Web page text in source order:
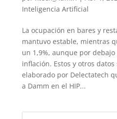
Inteligencia Artificial
La ocupación en bares y
mantuvo estable, mientras
un 1,9%, aunque por
inflación. Estos y otros
elaborado por Delectatech
a Damm en el HIP...